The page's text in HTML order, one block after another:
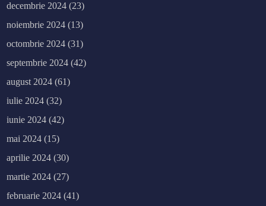
decembrie 2024 (23)
noiembrie 2024 (13)
octombrie 2024 (31)
septembrie 2024 (42)
august 2024 (61)
iulie 2024 (32)
iunie 2024 (42)
mai 2024 (15)
aprilie 2024 (30)
martie 2024 (27)
februarie 2024 (41)